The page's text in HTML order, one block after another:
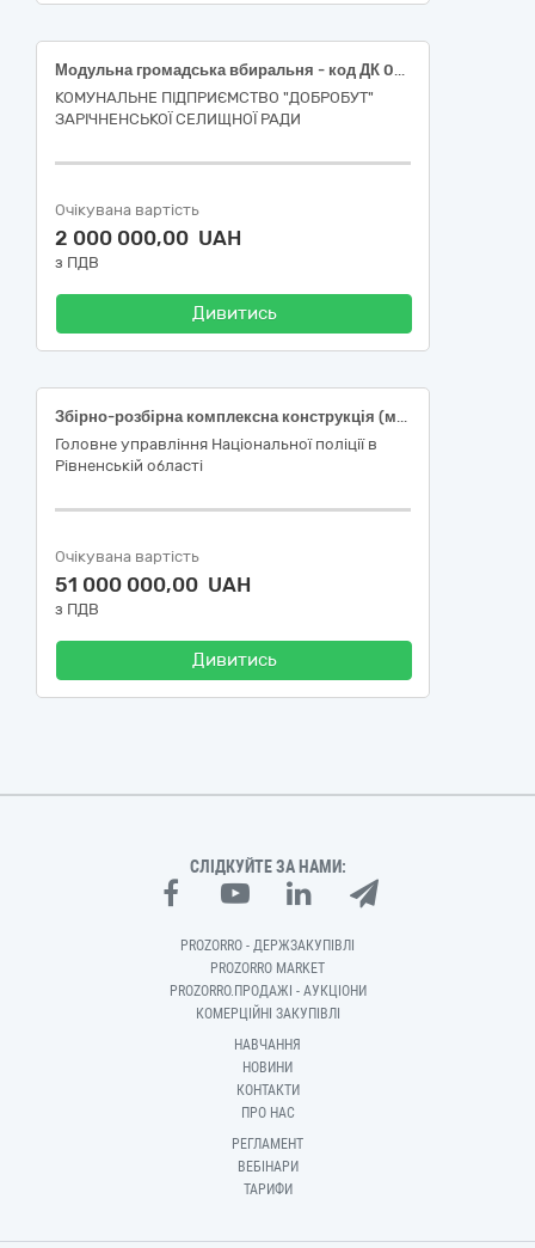
Модульна громадська вбиральня - код ДК 021:2015: 44210000-5 Конструкції та їх частини
КОМУНАЛЬНЕ ПІДПРИЄМСТВО "ДОБРОБУТ"
ЗАРІЧНЕНСЬКОЇ СЕЛИЩНОЇ РАДИ
Очікувана вартість
2 000 000,00 UAH
з ПДВ
Дивитись
Збірно-розбірна комплексна конструкція (модульна споруда) спеціального призначення
Головне управління Національної поліції в
Рівненській області
Очікувана вартість
51 000 000,00 UAH
з ПДВ
Дивитись
СЛІДКУЙТЕ ЗА НАМИ:
PROZORRO - ДЕРЖЗАКУПІВЛІ
PROZORRO MARKET
PROZORRO.ПРОДАЖІ - АУКЦІОНИ
КОМЕРЦІЙНІ ЗАКУПІВЛІ
НАВЧАННЯ
НОВИНИ
КОНТАКТИ
ПРО НАС
РЕГЛАМЕНТ
ВЕБІНАРИ
ТАРИФИ